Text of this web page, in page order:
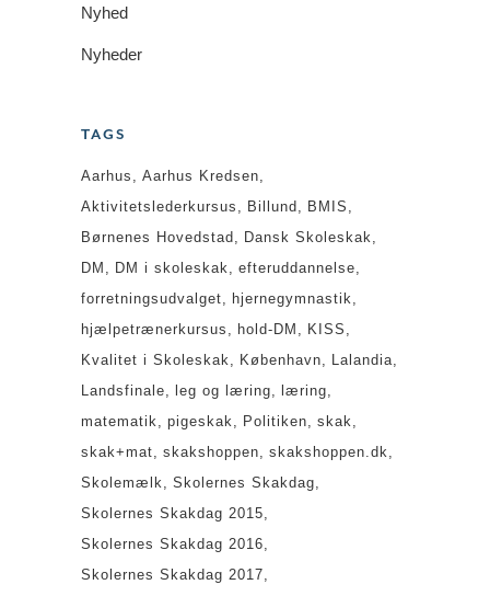
Nyhed
Nyheder
TAGS
Aarhus
Aarhus Kredsen
Aktivitetslederkursus
Billund
BMIS
Børnenes Hovedstad
Dansk Skoleskak
DM
DM i skoleskak
efteruddannelse
forretningsudvalget
hjernegymnastik
hjælpetrænerkursus
hold-DM
KISS
Kvalitet i Skoleskak
København
Lalandia
Landsfinale
leg og læring
læring
matematik
pigeskak Politiken
skak
skak+mat
skakshoppen
skakshoppen.dk
Skolemælk
Skolernes Skakdag
Skolernes Skakdag 2015
Skolernes Skakdag 2016
Skolernes Skakdag 2017